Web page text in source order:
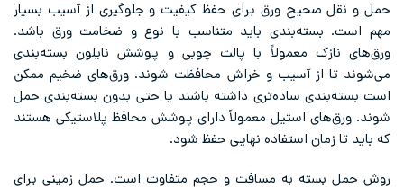
حمل و نقل صحیح ورق برای حفظ کیفیت و جلوگیری از آسیب بسیار
مهم است. بسته‌بندی باید متناسب با نوع و ضخامت ورق باشد.
ورق‌های نازک معمولاً با پالت چوبی و پوشش نایلون بسته‌بندی
می‌شوند تا از آسیب و خراش محافظت شوند. ورق‌های ضخیم ممکن
است بسته‌بندی ساده‌تری داشته باشند یا حتی بدون بسته‌بندی حمل
شوند. ورق‌های استیل معمولاً دارای پوشش محافظ پلاستیکی هستند
که باید تا زمان استفاده نهایی حفظ شود.
روش حمل بسته به مسافت و حجم متفاوت است. حمل زمینی برای